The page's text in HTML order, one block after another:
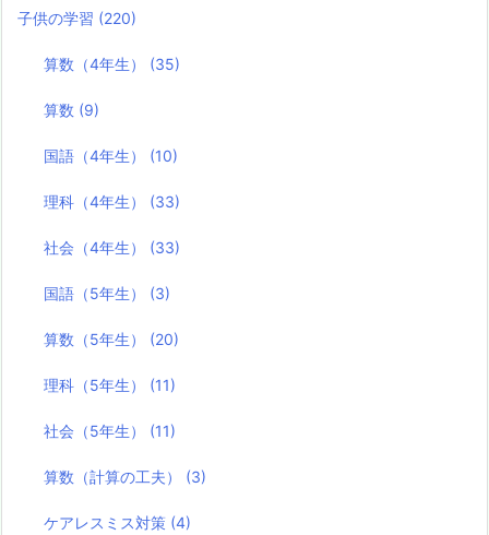
子供の学習 (220)
算数（4年生） (35)
算数 (9)
国語（4年生） (10)
理科（4年生） (33)
社会（4年生） (33)
国語（5年生） (3)
算数（5年生） (20)
理科（5年生） (11)
社会（5年生） (11)
算数（計算の工夫） (3)
ケアレスミス対策 (4)